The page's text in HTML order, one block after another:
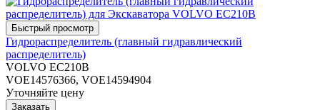
Гидрораспределитель (главный гидравлический
распределитель)
VOLVO EC210B
VOE14576366, VOE14594904
Уточняйте цену